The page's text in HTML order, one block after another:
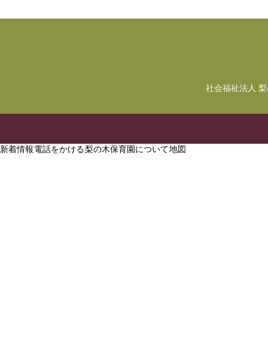
社会福祉法人
新着情報 電話をかける梨の木保育園について地図